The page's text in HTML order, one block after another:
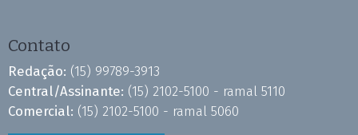
Contato
Redação: (15) 99789-3913
Central/Assinante: (15) 2102-5100 - ramal 5110
Comercial: (15) 2102-5100 - ramal 5060